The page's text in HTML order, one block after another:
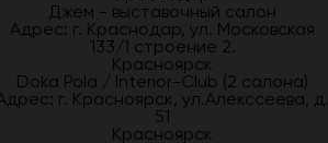
Джем - выставочный салон
Адрес: г. Краснодар, ул. Московская
133/1 строение 2.
Красноярск
Doka Pola / Interior-Club (2 салона)
г. Красноярск, ул.Алекссеева, д.
51
Красноярск